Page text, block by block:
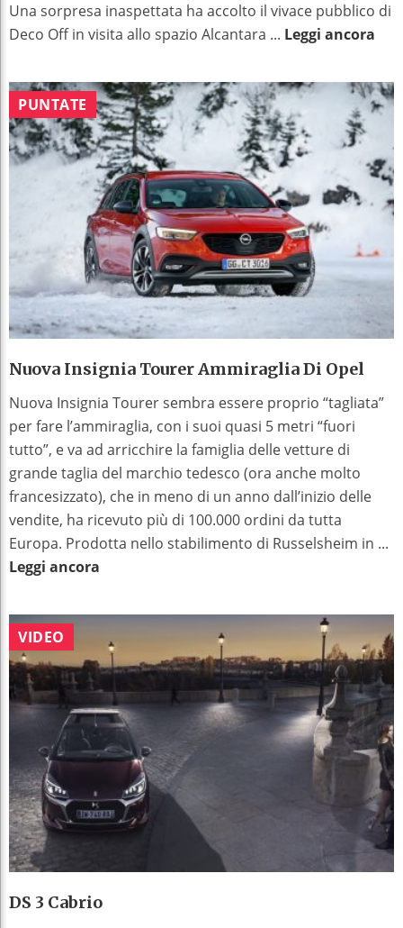
Una sorpresa inaspettata ha accolto il vivace pubblico di
Deco Off in visita allo spazio Alcantara ... Leggi ancora
PUNTATE
Nuova Insignia Tourer Ammiraglia Di Opel
Nuova Insignia Tourer sembra essere proprio “tagliata”
per fare l’ammiraglia, con i suoi quasi 5 metri “fuori
tutto”, e va ad arricchire la famiglia delle vetture di
grande taglia del marchio tedesco (ora anche molto
francesizzato), che in meno di un anno dall’inizio delle
vendite, ha ricevuto più di 100.000 ordini da tutta
Europa. Prodotta nello stabilimento di Russelsheim in ...
Leggi ancora
VIDEO
DS 3 Cabrio